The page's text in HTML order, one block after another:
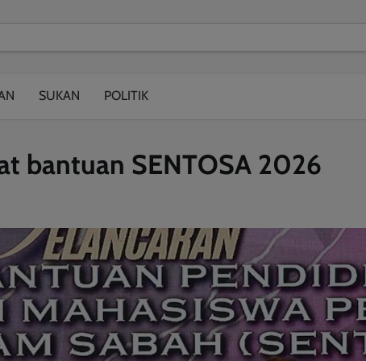
SUKAN POLITIK
bantuan SENTOSA 2026